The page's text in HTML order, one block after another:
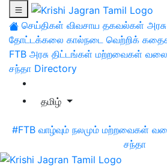
செய்திகள் விவசாய தகவல்கள்
தோட்டக்கலை கால்நடை வெற்றிக்
FTB அரசு திட்டங்கள் மற்றவைகள்
சந்தா Directory
தமிழ்
#FTB வாழ்வும் நலமும் மற்றவைகள்
சந்தா